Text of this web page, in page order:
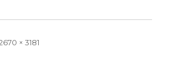
× 3181